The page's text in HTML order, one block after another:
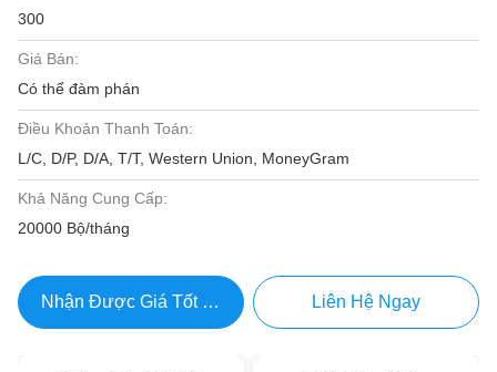
300
Giá Bán:
Có thể đàm phán
Điều Khoản Thanh Toán:
L/C, D/P, D/A, T/T, Western Union, MoneyGram
Khả Năng Cung Cấp:
20000 Bộ/tháng
Nhận Được Giá Tốt Nhất Liên Hệ Ngay